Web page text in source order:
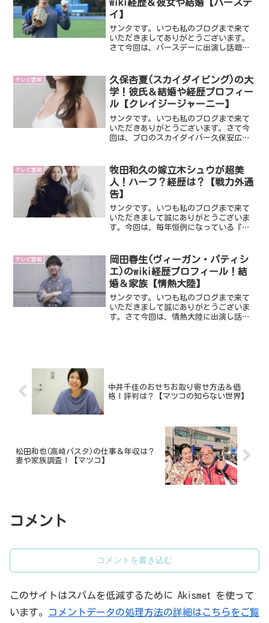
wiki経歴＆彼女や結婚【バースデ
イ】
サンタです。いつも私のブログまで来て
いただきましてありがとうございます。
さて今回は、バースデーに出演し話題に
話題になってます。そんな矢澤宏太選手
について今回はみていこう...
テレビ番組
久保杏夏(スカイダイビング)の大
学！彼氏＆結婚や経歴プロフィー
ル【クレイジージャーニー】
サンタです。いつも私のブログまで来て
いただきありがとうございます。さて今
回は、プロのスカイダイバー久保安広さ
ってますね！そんな久保杏夏について・
大学・彼氏＆結婚・経歴プ...
テレビ番組
牧田和久の嫁立木シュウが超美
人！ハーフ？経歴は？【戦力外通
告】
サンタです。いつも私のブログまで来て
いただきまして誠にありがとうございま
す。今回は、毎年恒例になっている『戦
が、お嫁さんが超美人なんです。そんな
ことで、牧田和久さんの奥さ...
テレビ番組
岡田春生(ヴィーガン・パティシ
エ)のwiki経歴プロフィール！結
婚＆家族【情熱大陸】
サンタです。いつも私のブログまで来て
いただきまして誠にありがとうございま
す。さて今回は、情熱大陸に出演し話題
中井千佳のおせちお取り寄せ方法＆価
格！評判は？【マツコの知らない世界】
松田和也(高崎パスタ)の仕事＆年収は？
妻や家族調査！【マツコ】
コメント
コメントを書き込む
このサイトはスパムを低減するために Akismet を使って
います。
コメントデータの処理方法の詳細はこちらをご覧